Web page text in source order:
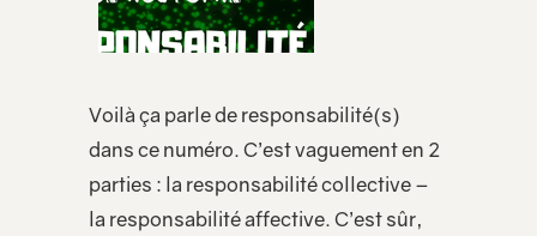
Voilà ça parle de responsabilité(s)
dans ce numéro. C’est vaguement en 2
parties : la responsabilité collective –
la responsabilité affective. C’est sûr,